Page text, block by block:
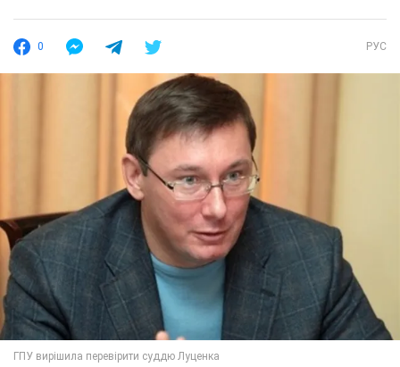
0 РУС